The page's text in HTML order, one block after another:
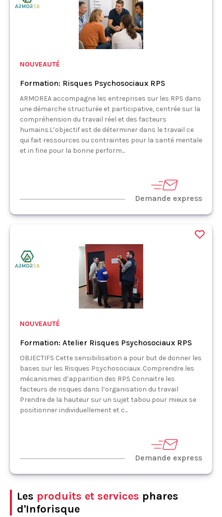
NOUVEAUTÉ
Formation: Risques Psychosociaux RPS
ARMOREA accompagne les entreprises sur les RPS dans
une démarche structurée et participative, centrée sur la
compréhension du travail réel et des facteurs
humains.L’objectif est de déterminer dans le travail ce
qui fait ressources ou contraintes pour la santé mentale
et in fine pour la bonne perform...
Demande express
NOUVEAUTÉ
Formation: Atelier Risques Psychosociaux RPS
OBJECTIFS Cette sensibilisation a pour but de donner les
bases sur les Risques Psychosociaux. Comprendre les
mécanismes d’apparition des RPS Connaitre les
facteurs de risques dans l’organisation du travail
Prendre de la hauteur sur un sujet tabou pour mieux se
positionner individuellement et c...
Demande express
Les produits et services phares
d'Inforisque